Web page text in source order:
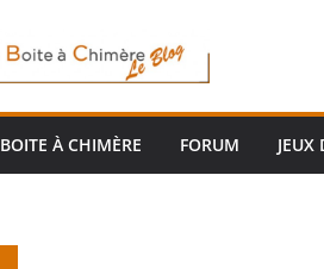
BOITE À CHIMÈRE FORUM JEUX